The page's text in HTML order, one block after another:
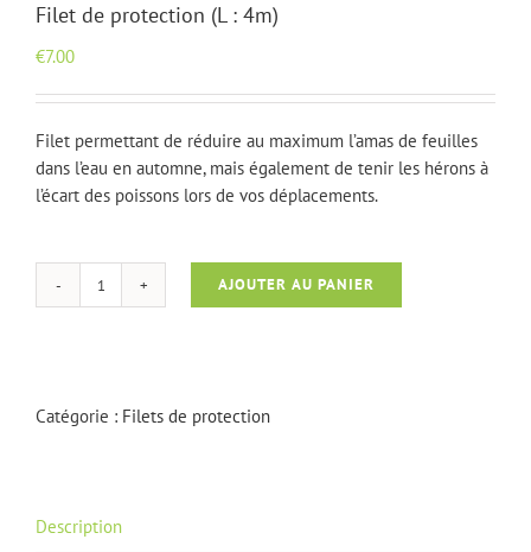
Filet de protection (L : 4m)
€7.00
Filet permettant de réduire au maximum l’amas de feuilles
dans l’eau en automne, mais également de tenir les hérons à
l’écart des poissons lors de vos déplacements.
quantité
protection
AJOUTER AU PANIER
Catégorie : Filets de protection
Description